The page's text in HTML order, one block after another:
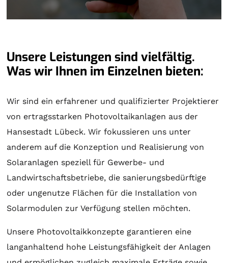
Unsere Leistungen sind vielfältig.
Was wir Ihnen im Einzelnen bieten:
Wir sind ein erfahrener und qualifizierter Projektierer
von ertragsstarken Photovoltaikanlagen aus der
Hansestadt Lübeck. Wir fokussieren uns unter
anderem auf die Konzeption und Realisierung von
Solaranlagen speziell für Gewerbe- und
Landwirtschaftsbetriebe, die sanierungsbedürftige
oder ungenutze Flächen für die Installation von
Solarmodulen zur Verfügung stellen möchten.
Unsere Photovoltaikkonzepte garantieren eine
langanhaltend hohe Leistungsfähigkeit der Anlagen